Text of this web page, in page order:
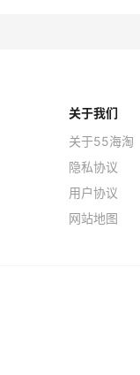
关于我们
关于55海淘
隐私协议
用户协议
网站地图